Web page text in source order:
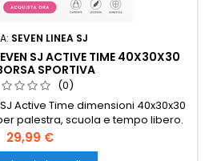
SEVEN LINEA SJ
SJ ACTIVE TIME 40X30X30
SPORTIVA
(0)
Active Time dimensioni 40x30x30
palestra, scuola e tempo libero.
e resistente. Perfetto per
ogni giorno.
Prezzo
29,99 €